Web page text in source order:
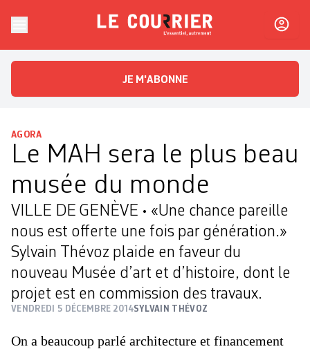
Le CourrierL'essentiel, autrement
JE M'ABONNE
AGORA
Le MAH sera le plus beau
musée du monde
VILLE DE GENÈVE • «Une chance pareille
nous est offerte une fois par génération.»
Sylvain Thévoz plaide en faveur du
nouveau Musée d’art et d’histoire, dont le
projet est en commission des travaux.
VENDREDI 5 DÉCEMBRE 2014SYLVAIN THÉVOZ
On a beaucoup parlé architecture et financement